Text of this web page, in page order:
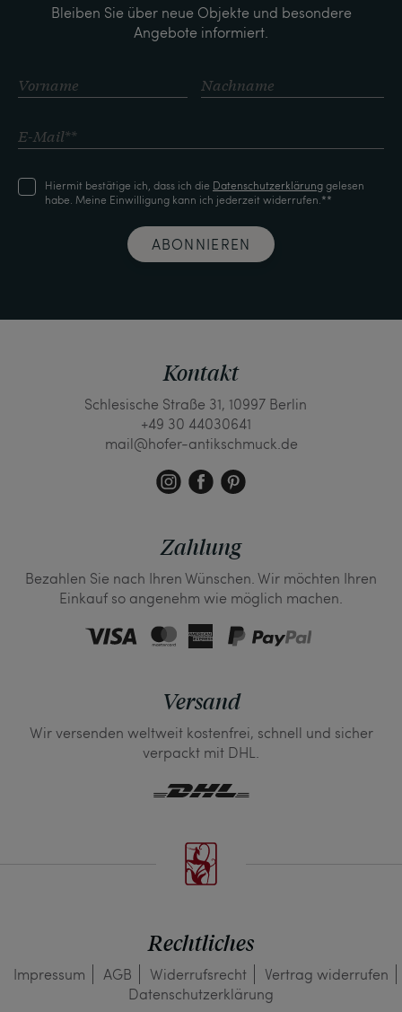
Bleiben Sie über neue Objekte und besondere
Angebote informiert.
Hiermit bestätige ich, dass ich die Daten­schutz­erklärunggelesen
habe. Meine Einwilligung kann ich jederzeit widerrufen.**
ABONNIEREN
Kontakt
Schlesische Straße 31, 10997 Berlin
+49 30 44030641
mail@hofer-antikschmuck.de
Zahlung
Bezahlen Sie nach Ihren Wünschen. Wir möchten Ihren
Einkauf so angenehm wie möglich machen.
Versand
Wir versenden weltweit kostenfrei, schnell und sicher
verpackt mit DHL.
Rechtliches
Impressum AGB Widerrufs­recht
Vertrag widerrufen
Daten­schutz­erklärung